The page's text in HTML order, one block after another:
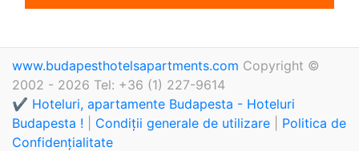
www.budapesthotelsapartments.com Copyright ©
2002 - 2026 Tel: +36 (1) 227-9614
✔️ Hoteluri, apartamente Budapesta - Hoteluri
Budapesta !
Condiții generale de utilizare
Politica de
Confidențialitate